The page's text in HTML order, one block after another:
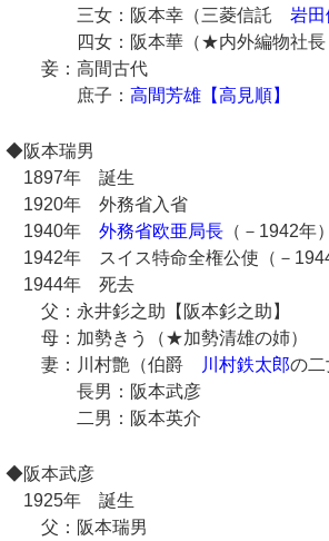
三女：阪本幸（三菱信託 岩田
四女：阪本華（★内外編物社長
妾：高間古代
庶子： 高間芳雄【高見順】
◆阪本瑞男
1897年 誕生
1920年 外務省入省
1940年 外務省欧亜局長（－1942年）
1942年 スイス特命全権公使（－1944
1944年 死去
父：永井釤之助【阪本釤之助】
母：加勢きう（★加勢清雄の姉）
妻：川村艶（伯爵
川村鉄太郎の二
長男：阪本武彦
二男：阪本英介
◆阪本武彦
1925年 誕生
父：阪本瑞男